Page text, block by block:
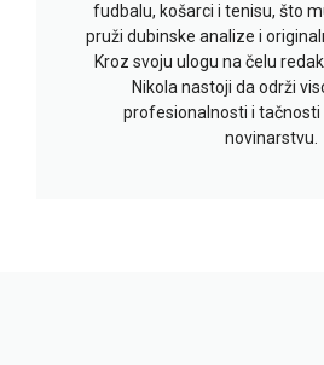
fudbalu, košarci i tenisu, što
pruži dubinske analize i
Kroz svoju ulogu na čelu
Nikola nastoji da održi
profesionalnosti i tačnosti
novinarstvu.